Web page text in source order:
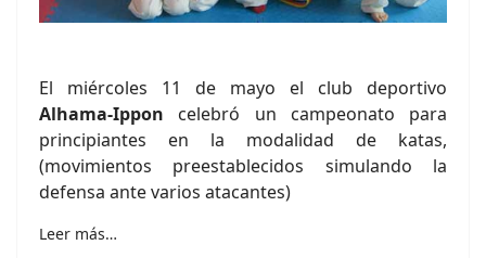
El miércoles 11 de mayo el club deportivo
Alhama-Ippon celebró un campeonato para
principiantes en la modalidad de katas,
(movimientos preestablecidos simulando la
defensa ante varios atacantes)
Leer más…